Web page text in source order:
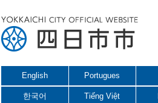
English Portugues
한국어 Tiếng Việt